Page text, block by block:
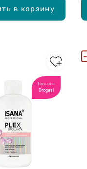
в корзину
Только в
Drogas!